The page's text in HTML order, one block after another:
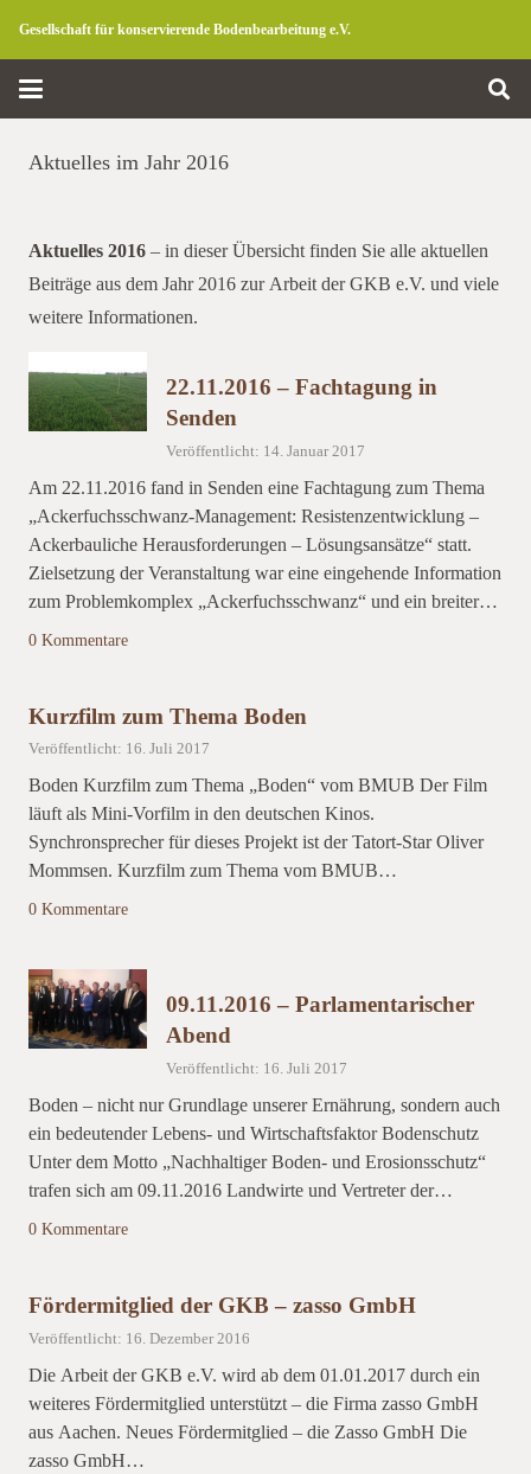
Gesellschaft für konservierende Bodenbearbeitung e.V.
Aktuelles im Jahr 2016
Aktuelles 2016– in dieser Übersicht finden Sie alle aktuellen
Beiträge aus dem Jahr 2016 zur Arbeit der GKB e.V. und viele
weitere Informationen.
22.11.2016 – Fachtagung in
Senden
Veröffentlicht: 14. Januar 2017
Am 22.11.2016 fand in Senden eine Fachtagung zum Thema
„Ackerfuchsschwanz-Management: Resistenzentwicklung –
Ackerbauliche Herausforderungen – Lösungsansätze“ statt.
Zielsetzung der Veranstaltung war eine eingehende Information
zum Problemkomplex „Ackerfuchsschwanz“ und ein breiter…
0 Kommentare
Kurzfilm zum Thema Boden
Veröffentlicht: 16. Juli 2017
Boden Kurzfilm zum Thema „Boden“ vom BMUB Der Film
läuft als Mini-Vorfilm in den deutschen Kinos.
Synchronsprecher für dieses Projekt ist der Tatort-Star Oliver
Mommsen. Kurzfilm zum Thema vom BMUB…
0 Kommentare
09.11.2016 – Parlamentarischer
Abend
Veröffentlicht: 16. Juli 2017
Boden – nicht nur Grundlage unserer Ernährung, sondern auch
ein bedeutender Lebens- und Wirtschaftsfaktor Bodenschutz
Unter dem Motto „Nachhaltiger Boden- und Erosionsschutz“
trafen sich am 09.11.2016 Landwirte und Vertreter der…
0 Kommentare
Fördermitglied der GKB – zasso GmbH
Veröffentlicht: 16. Dezember 2016
Die Arbeit der GKB e.V. wird ab dem 01.01.2017 durch ein
weiteres Fördermitglied unterstützt – die Firma zasso GmbH
aus Aachen. Neues Fördermitglied – die Zasso GmbH Die
zasso GmbH…